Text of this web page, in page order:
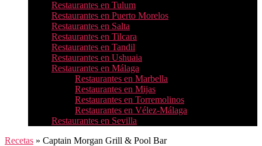
Restaurantes en Tulum
Restaurantes en Puerto Morelos
Restaurantes en Salta
Restaurantes en Tilcara
Restaurantes en Tandil
Restaurantes en Ushuaia
Restaurantes en Málaga
Restaurantes en Marbella
Restaurantes en Mijas
Restaurantes en Torremolinos
Restaurantes en Vélez-Málaga
Restaurantes en Sevilla
Recetas » Captain Morgan Grill & Pool Bar